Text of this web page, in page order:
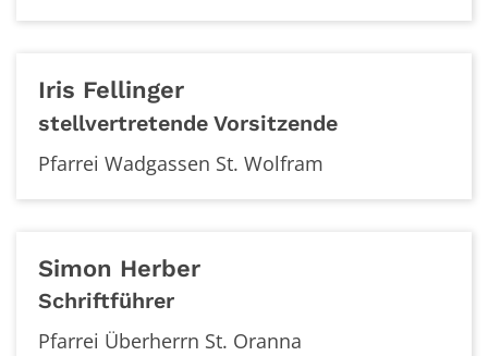
Iris Fellinger
stellvertretende Vorsitzende
Pfarrei Wadgassen St. Wolfram
Simon Herber
Schriftführer
Pfarrei Überherrn St. Oranna